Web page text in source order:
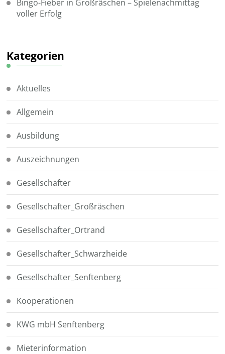
Bingo-Fieber in Großräschen – Spielenachmittag
voller Erfolg
Kategorien
Aktuelles
Allgemein
Ausbildung
Auszeichnungen
Gesellschafter
Gesellschafter_Großräschen
Gesellschafter_Ortrand
Gesellschafter_Schwarzheide
Gesellschafter_Senftenberg
Kooperationen
KWG mbH Senftenberg
Mieterinformation